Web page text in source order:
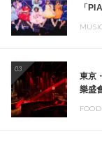
「
03
東京
樂盛
FOOD